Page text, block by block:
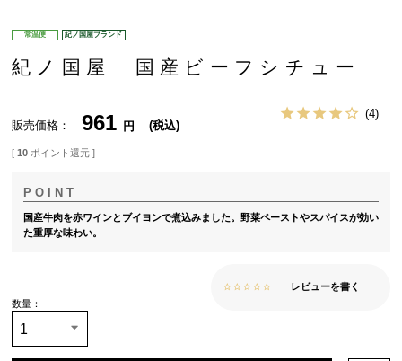
常温便 紀ノ国屋ブランド
紀ノ国屋 国産ビーフシチュー
販売価格 961 税込
4
[ 10 ポイント還元 ]
国産牛肉を赤ワインとブイヨンで煮込みました。野菜ペーストやスパイスが効い
た重厚な味わい。
レビューを書く